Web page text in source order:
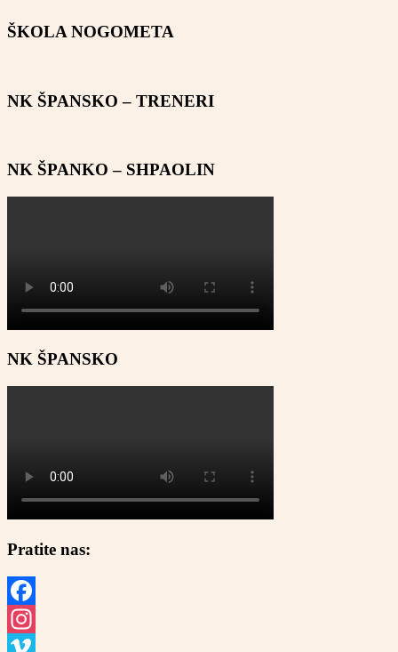
ŠKOLA NOGOMETA
NK ŠPANSKO – TRENERI
NK ŠPANKO – SHPAOLIN
NK ŠPANSKO
Pratite nas:
Facebook
Instagram